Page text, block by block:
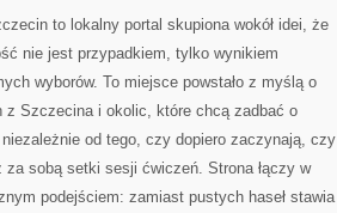
ŻYCIE
MIEJSCOWYCH
to lokalny portal skupiona wokół idei, że
nie jest przypadkiem, tylko wynikiem
wyborów. To miejsce powstało z myślą o
z Szczecina i okolic, które chcą zadbać o
od tego, czy dopiero zaczynają, czy
za sobą setki sesji ćwiczeń. Strona łączy w
podejściem: zamiast pustych haseł stawia